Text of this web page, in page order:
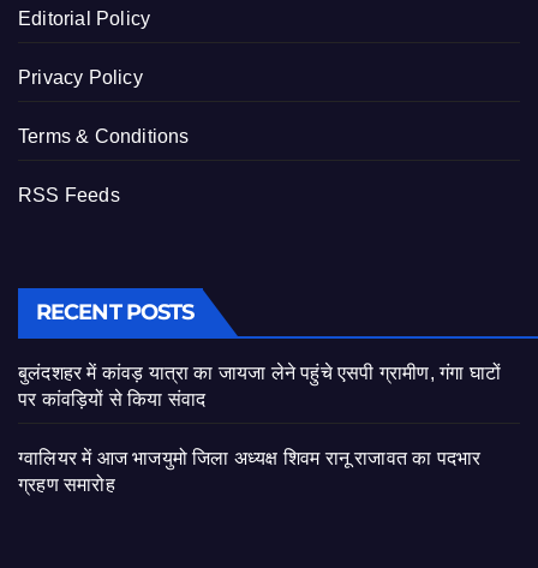
Editorial Policy
Privacy Policy
Terms & Conditions
RSS Feeds
RECENT POSTS
बुलंदशहर में कांवड़ यात्रा का जायजा लेने पहुंचे एसपी ग्रामीण, गंगा घाटों
पर कांवड़ियों से किया संवाद
ग्वालियर में आज भाजयुमो जिला अध्यक्ष शिवम रानू राजावत का पदभार
ग्रहण समारोह